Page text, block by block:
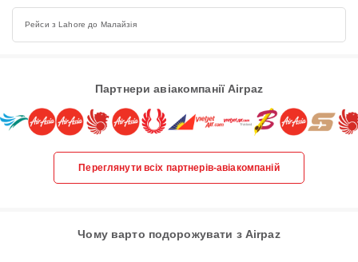
Рейси з Lahore до Малайзія
Партнери авіакомпанії Airpaz
Переглянути всіх партнерів-авіакомпаній
Чому варто подорожувати з Airpaz